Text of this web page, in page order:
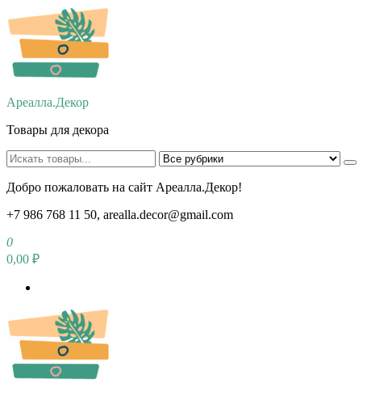
Перейти
к
содержимому
Ареалла.Декор
Товары для декора
Добро пожаловать на сайт Ареалла.Декор!
+7 986 768 11 50, arealla.decor@gmail.com
0
0,00 ₽